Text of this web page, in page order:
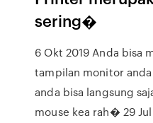
sering�
6 Okt 2019 Anda bisa
tampilan monitor
anda bisa langsung
mouse kea rah� 29